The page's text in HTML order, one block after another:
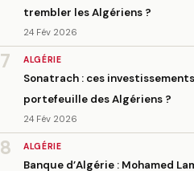
trembler les Algériens ?
24 Fév 2026
7 ALGÉRIE
Sonatrach : ces
portefeuille des Algériens ?
24 Fév 2026
8 ALGÉRIE
Banque d’Algérie : Mohamed